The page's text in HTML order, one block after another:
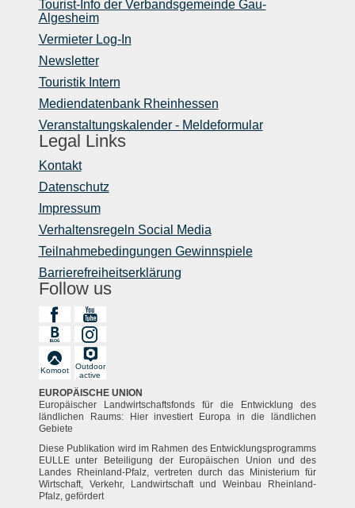
Tourist-Info der Verbandsgemeinde Gau-
Algesheim
Vermieter Log-In
Newsletter
Touristik Intern
Mediendatenbank Rheinhessen
Veranstaltungskalender - Meldeformular
Legal Links
Kontakt
Datenschutz
Impressum
Verhaltensregeln Social Media
Teilnahmebedingungen Gewinnspiele
Barrierefreiheitserklärung
Follow us
Komoot
Outdoor
active
EUROPÄISCHE UNION
Europäischer Landwirtschaftsfonds für die Entwicklung des
ländlichen Raums: Hier investiert Europa in die ländlichen
Gebiete
Diese Publikation wird im Rahmen des Entwicklungsprogramms
EULLE unter Beteiligung der Europäischen Union und des
Landes Rheinland-Pfalz, vertreten durch das Ministerium für
Wirtschaft, Verkehr, Landwirtschaft und Weinbau Rheinland-
Pfalz, gefördert